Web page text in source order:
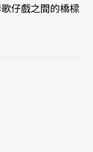
仔戲之間的橋樑